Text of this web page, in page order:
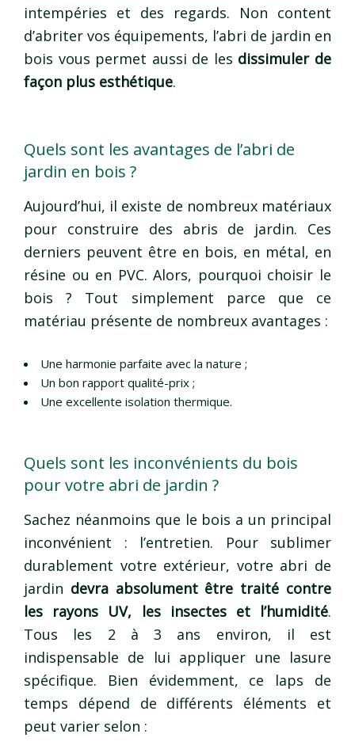
intempéries et des regards. Non content
d’abriter vos équipements, l’abri de jardin en
bois vous permet aussi de les dissimuler de
façon plus esthétique.
Quels sont les avantages de l’abri de
jardin en bois ?
Aujourd’hui, il existe de nombreux matériaux
pour construire des abris de jardin. Ces
derniers peuvent être en bois, en métal, en
résine ou en PVC. Alors, pourquoi choisir le
bois ? Tout simplement parce que ce
matériau présente de nombreux avantages :
Une harmonie parfaite avec la nature ;
Un bon rapport qualité-prix ;
Une excellente isolation thermique.
Quels sont les inconvénients du bois
pour votre abri de jardin ?
Sachez néanmoins que le bois a un principal
inconvénient : l’entretien. Pour sublimer
durablement votre extérieur, votre abri de
jardin devra absolument être traité contre
les rayons UV, les insectes et l’humidité.
Tous les 2 à 3 ans environ, il est
indispensable de lui appliquer une lasure
spécifique. Bien évidemment, ce laps de
temps dépend de différents éléments et
peut varier selon :